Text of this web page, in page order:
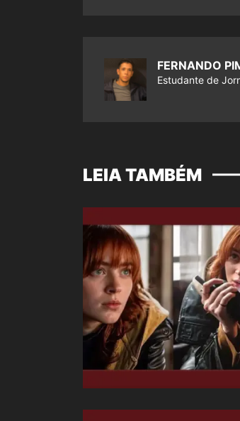
FERNANDO
Estudante de
LEIA TAMBÉM